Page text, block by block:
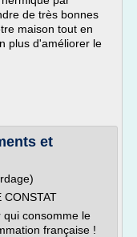
de très bonnes
maison tout en
plus d'améliorer le
et
CONSTAT
qui consomme le
française !